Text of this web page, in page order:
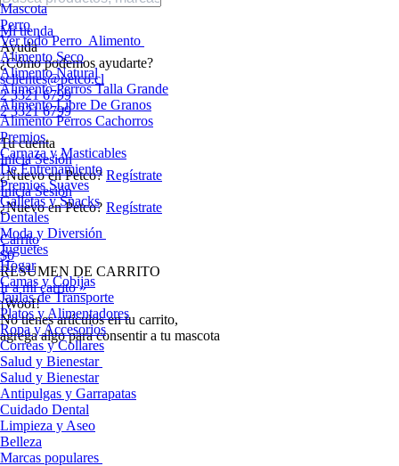
Mi tienda
Ayuda
¿Cómo podemos ayudarte?
sclientes@petco.cl
2 3321 6799
2 3321 6799
Tu cuenta
Inicia Sesión
¿Nuevo en Petco? Regístrate
Inicia Sesión
¿Nuevo en Petco? Regístrate
Carrito
$0
RESUMEN DE CARRITO
Ir a mi carrito »
¡Woof!
No tíenes artículos en tu carrito,
agrega algo para consentir a tu mascota
Mascota
Perro
Ver todo Perro Alimento
Alimento Seco
Alimento Natural
Alimento Perros Talla Grande
Alimento Libre De Granos
Alimento Perros Cachorros
Premios
Carnaza y Masticables
De Entrenamiento
Premios Suaves
Galletas y Snacks
Dentales
Moda y Diversión
Juguetes
Hogar
Camas y Cobijas
Jaulas de Transporte
Platos y Alimentadores
Ropa y Accesorios
Correas y Collares
Salud y Bienestar
Salud y Bienestar
Antipulgas y Garrapatas
Cuidado Dental
Limpieza y Aseo
Belleza
Marcas populares